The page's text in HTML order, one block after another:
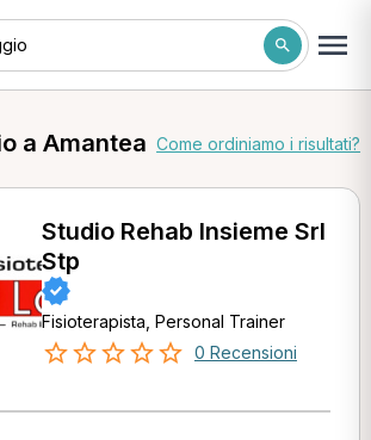
a Amantea Come ordiniamo i risultati?
Studio Rehab Insieme Srl
Stp
Fisioterapista, Personal Trainer
0 Recensioni